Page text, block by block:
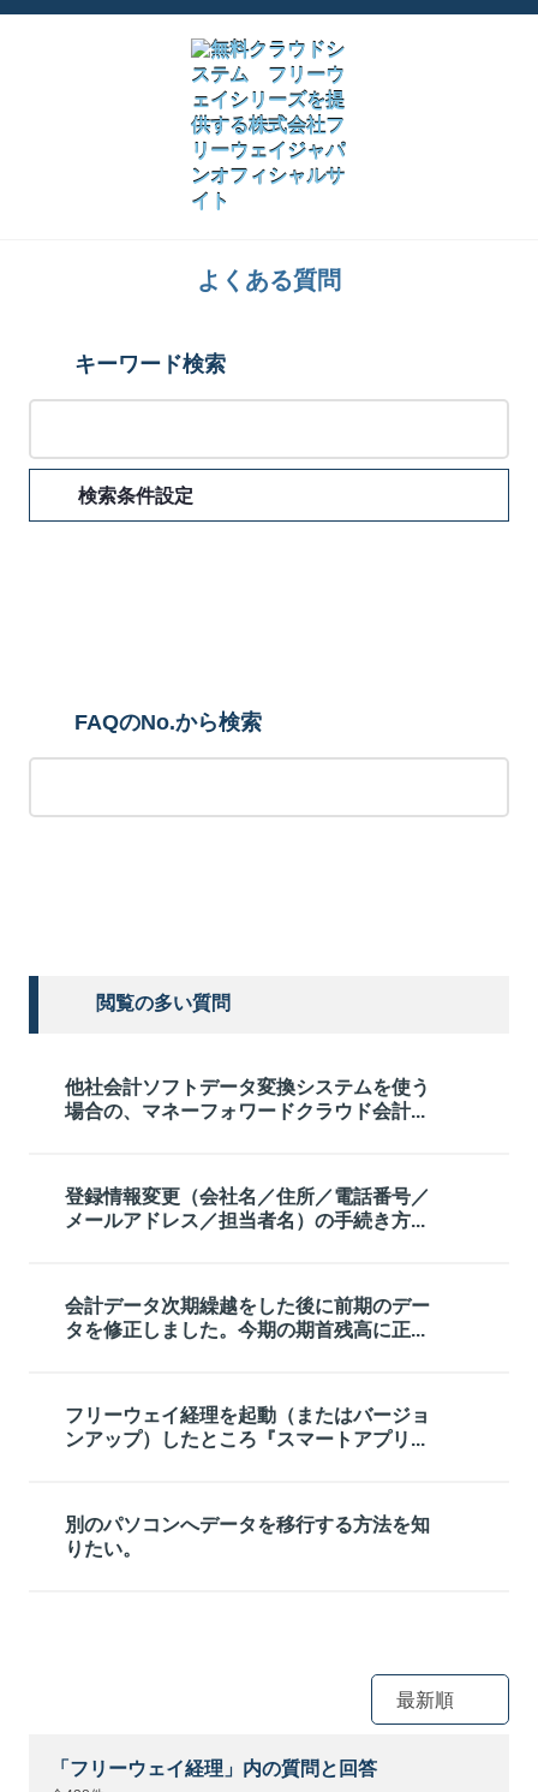
よくある質問
キーワード検索
検索条件設定
FAQのNo.から検索
閲覧の多い質問
他社会計ソフトデータ変換システムを使う
場合の、マネーフォワードクラウド会計...
登録情報変更（会社名／住所／電話番号／
メールアドレス／担当者名）の手続き方...
会計データ次期繰越をした後に前期のデー
タを修正しました。今期の期首残高に正...
フリーウェイ経理を起動（またはバージョ
ンアップ）したところ『スマートアプリ...
別のパソコンへデータを移行する方法を知
りたい。
最新順
「フリーウェイ経理」内の質問と回答